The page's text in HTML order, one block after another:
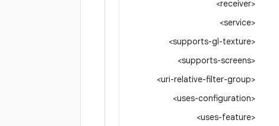
<receiver>
<service>
<supports-gl-texture>
<supports-screens>
<uri-relative-filter-group>
<uses-configuration>
<uses-feature>